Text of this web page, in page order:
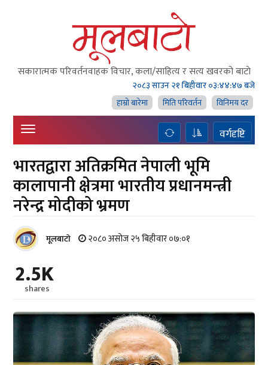
सकारात्मक परिवर्तनवाहक विचार, कला/साहित्य र सत्य खवरको बाटाे
२०८३ साउन २१ बिहीवार०३:४४:४८ बजे
हाम्राे बारेमा
मिति परिवर्तन विनिमय दर
वर्गदृष्टि
भारतद्वारा अतिक्रमित नेपाली भूमि
कालापानी क्षेत्रमा भारतीय प्रधानमन्त्री
नरेन्द्र मोदीको भ्रमण
मूलबाटाे २०८० असोज २५ बिहीवार ०७:०१
2.5K
shares